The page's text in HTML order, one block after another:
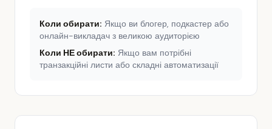
Коли обирати: Якщо ви блогер, подкастер або
онлайн-викладач з великою аудиторією
Коли НЕ обирати: Якщо вам потрібні
транзакційні листи або складні автоматизації